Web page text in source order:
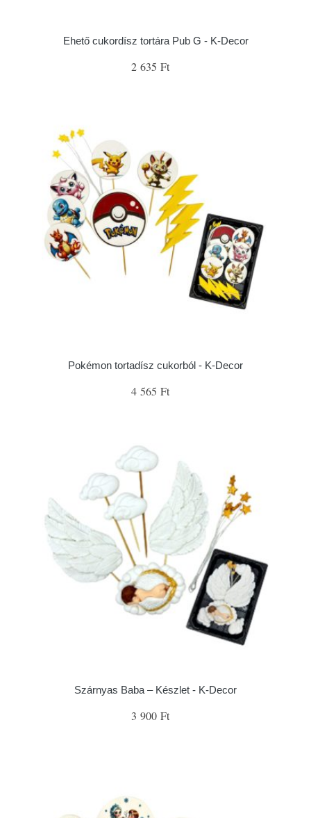
Ehető cukordísz tortára Pub G - K-Decor
2 635 Ft
Pokémon tortadísz cukorból - K-Decor
4 565 Ft
Szárnyas Baba – Készlet - K-Decor
3 900 Ft